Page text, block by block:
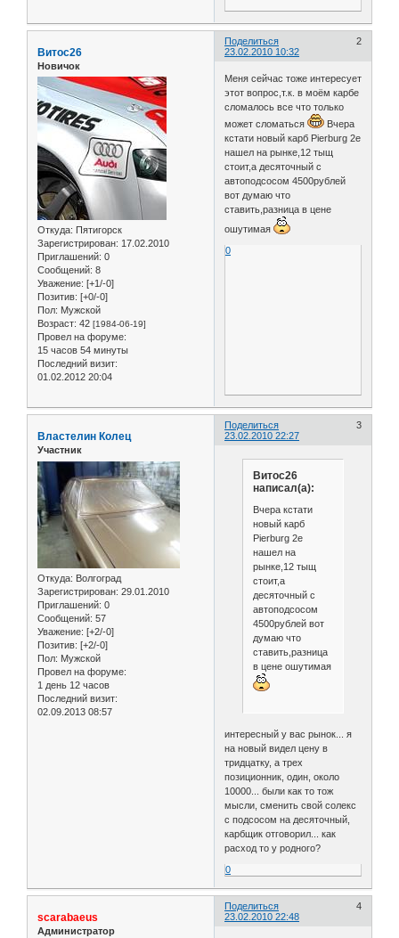
Поделиться
2
23.02.2010 10:32
Витос26
Новичок
Откуда: Пятигорск
Зарегистрирован: 17.02.2010
Приглашений: 0
Сообщений: 8
Уважение: [+1/-0]
Позитив: [+0/-0]
Пол: Мужской
Возраст: 42 [1984-06-19]
Провел на форуме:
15 часов 54 минуты
Последний визит:
01.02.2012 20:04
Меня сейчас тоже интересует
этот вопрос,т.к. в моём карбе
сломалось все что только
может сломаться
Вчера
кстати новый карб Pierburg 2e
нашел на рынке,12 тыщ
стоит,а десяточный с
автоподсосом 4500рублей
вот думаю что
ставить,разница в цене
ошутимая
0
Поделиться
3
23.02.2010 22:27
Властелин Колец
Участник
Откуда: Волгоград
Зарегистрирован: 29.01.2010
Приглашений: 0
Сообщений: 57
Уважение: [+2/-0]
Позитив: [+2/-0]
Пол: Мужской
Провел на форуме:
1 день 12 часов
Последний визит:
02.09.2013 08:57
Витос26
написал(а):
Вчера кстати
новый карб
Pierburg 2e
нашел на
рынке,12 тыщ
стоит,а
десяточный с
автоподсосом
4500рублей вот
думаю что
ставить,разница
в цене ошутимая
интересный у вас рынок... я
на новый видел цену в
тридцатку, а трех
позиционник, один, около
10000... были как то тож
мысли, сменить свой солекс
с подсосом на десяточный,
карбщик отговорил... как
расход то у родного?
0
Поделиться
4
23.02.2010 22:48
scarabaeus
Администратор